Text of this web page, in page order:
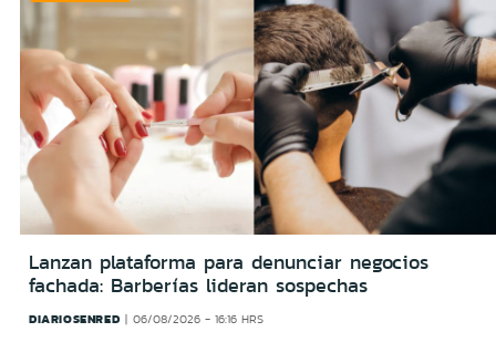
Lanzan plataforma para denunciar negocios
fachada: Barberías lideran sospechas
DIARIOSENRED 06/08/2026 - 16:16 HRS